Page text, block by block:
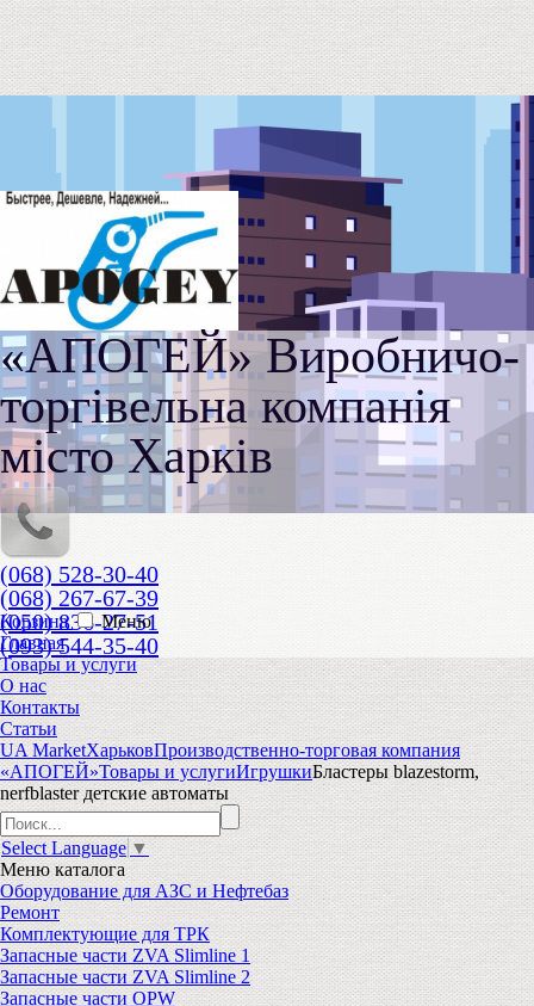
«АПОГЕЙ» Виробничо-
торгівельна компанія
місто Харків
(068) 528-30-40
(068) 267-67-39
(050) 836-27-51
(093) 544-35-40
Корзина
Меню
Главная
Товары и услуги
О нас
Контакты
Статьи
UA MarketХарьковПроизводственно-торговая компания
«АПОГЕЙ»Товары и услугиИгрушкиБластеры blazestorm,
nerfblaster детские автоматы
Select Language ▼
Менюкаталога
Оборудование для АЗС и Нефтебаз
Ремонт
Комплектующие для ТРК
Запасные части ZVA Slimline 1
Запасные части ZVA Slimline 2
Запасные части OPW